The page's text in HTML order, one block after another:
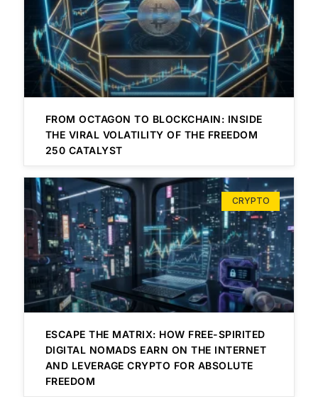
FROM OCTAGON TO BLOCKCHAIN: INSIDE
THE VIRAL VOLATILITY OF THE FREEDOM
250 CATALYST
CRYPTO
ESCAPE THE MATRIX: HOW FREE-SPIRITED
DIGITAL NOMADS EARN ON THE INTERNET
AND LEVERAGE CRYPTO FOR ABSOLUTE
FREEDOM